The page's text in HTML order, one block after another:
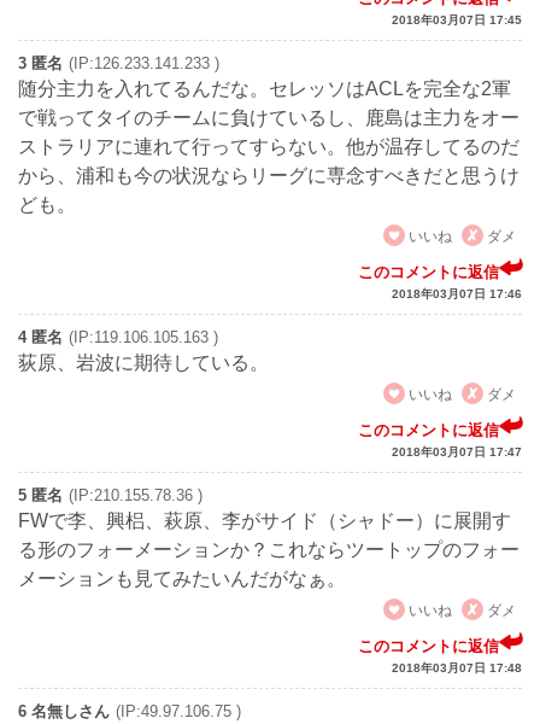
2018年03月07日 17:45
3 匿名 (IP:126.233.141.233 )
随分主力を入れてるんだな。セレッソはACLを完全な2軍
で戦ってタイのチームに負けているし、鹿島は主力をオー
ストラリアに連れて行ってすらない。他が温存してるのだ
から、浦和も今の状況ならリーグに専念すべきだと思うけ
ども。
いいね
ダメ
このコメントに返信
2018年03月07日 17:46
4 匿名 (IP:119.106.105.163 )
荻原、岩波に期待している。
いいね
ダメ
このコメントに返信
2018年03月07日 17:47
5 匿名 (IP:210.155.78.36 )
FWで李、興梠、萩原、李がサイド（シャドー）に展開す
る形のフォーメーションか？これならツートップのフォー
メーションも見てみたいんだがなぁ。
いいね
ダメ
このコメントに返信
2018年03月07日 17:48
6 名無しさん (IP:49.97.106.75 )